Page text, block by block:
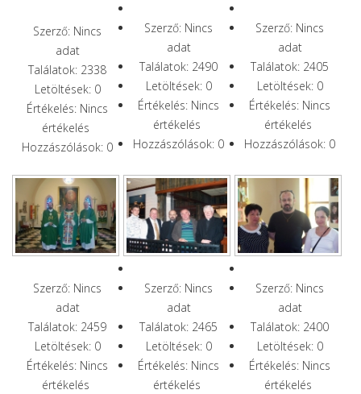
Szerző: Nincs
adat
Találatok: 2338
Letöltések: 0
Értékelés: Nincs
értékelés
Hozzászólások: 0
Szerző: Nincs
adat
Találatok: 2490
Letöltések: 0
Értékelés: Nincs
értékelés
Hozzászólások: 0
Szerző: Nincs
adat
Találatok: 2405
Letöltések: 0
Értékelés: Nincs
értékelés
Hozzászólások: 0
Szerző: Nincs
adat
Találatok: 2459
Letöltések: 0
Értékelés: Nincs
értékelés
Szerző: Nincs
adat
Találatok: 2465
Letöltések: 0
Értékelés: Nincs
értékelés
Szerző: Nincs
adat
Találatok: 2400
Letöltések: 0
Értékelés: Nincs
értékelés